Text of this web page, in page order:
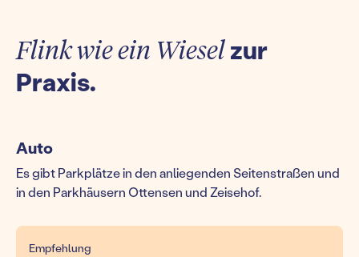
Flink wie ein Wieselzur
Praxis.
Empfehlung
Auto
Es gibt Parkplätze in den anliegenden Seitenstraßen und
in den Parkhäusern Ottensen und Zeisehof.